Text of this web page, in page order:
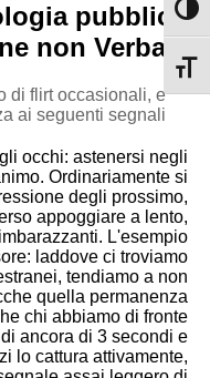
מתג ניגודיות גבוהה
מתג גודל גופן
pubblico
non Verbale
di flirt occasionali, e
ai seguenti segnali:
occhi: astenersi negli
Ordinariamente si
degli prossimo,
appoggiare a lento,
L'esempio
laddove ci troviamo
tendiamo a non
quella permanenza
chi abbiamo di fronte
ancora di 3 secondi e
lo cattura attivamente,